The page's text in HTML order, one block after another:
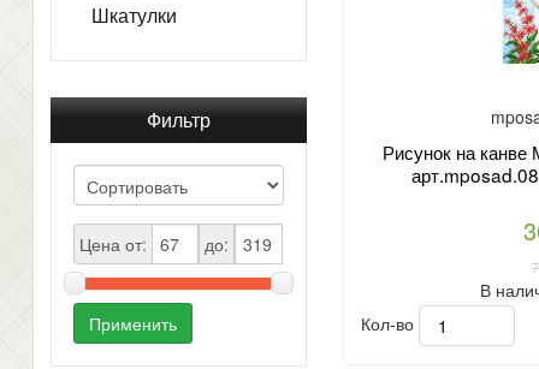
Шкатулки
Фильтр
Цена от: до:
Применить
Рисунок на
В
Кол-во